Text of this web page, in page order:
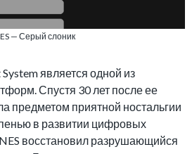
— Серый слоник
является одной из
Спустя 30 лет после ее
предметом приятной ностальгии
в развитии цифровых
восстановил разрушающийся